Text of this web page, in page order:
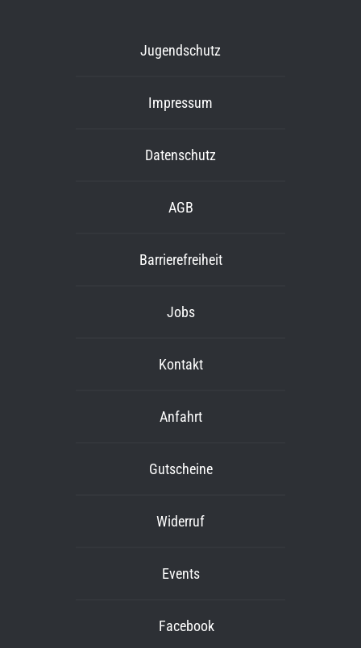
Jugendschutz
Impressum
Datenschutz
AGB
Barrierefreiheit
Jobs
Kontakt
Anfahrt
Gutscheine
Widerruf
Events
Facebook